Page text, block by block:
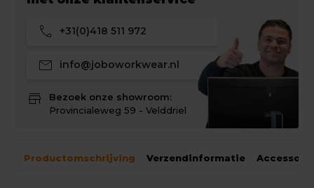
call +31(0)418 511 972
mail info@joboworkwear.nl
store
Bezoek onze showroom:
Provincialeweg 59 - Velddriel
Productomschrijving Verzendinformatie